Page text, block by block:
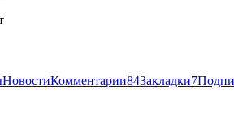
НовостиКомментарии84Закладки7